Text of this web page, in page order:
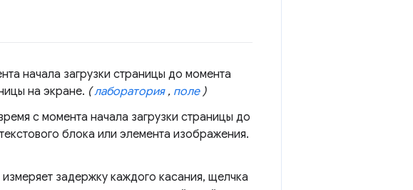
начала загрузки страницы до момента
на экране. (лаборатория, поле)
с момента начала загрузки страницы до
блока или элемента изображения.
измеряет задержку каждого касания, щелчка